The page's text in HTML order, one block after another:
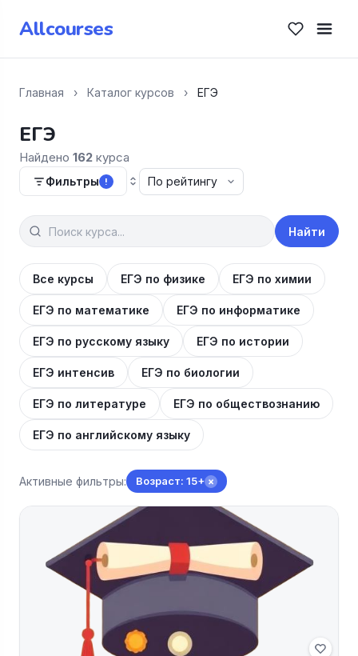
Allcourses
Главная › Каталог курсов › ЕГЭ
ЕГЭ
Найдено 162 курса
Фильтры !
Найти
Все курсы ЕГЭ по физике ЕГЭ по химии
ЕГЭ по математике ЕГЭ по информатике
ЕГЭ по русскому языку ЕГЭ по истории
ЕГЭ интенсив ЕГЭ по биологии
ЕГЭ по литературе ЕГЭ по обществознанию
ЕГЭ по английскому языку
Активные фильтры: Возраст: 15+ ×